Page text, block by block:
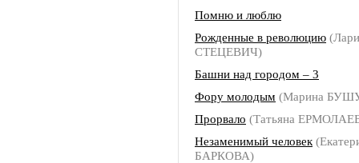
Помню и люблю
Рожденные в революцию
СТЕЦЕВИЧ)
Башни над городом – 3
Фору молодым (Марина
Прорвало (Татьяна
Незаменимый человек
БАРКОВА)